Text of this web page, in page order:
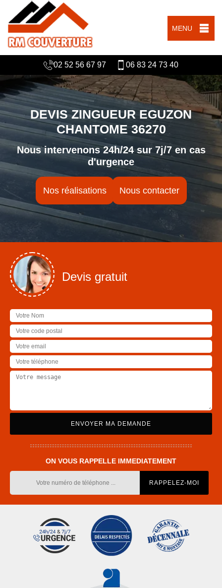
MENU
02 52 56 67 97 06 83 24 73 40
DEVIS ZINGUEUR EGUZON
CHANTOME 36270
Nous intervenons 24h/24 sur 7j/7 en cas
d'urgence
Nos réalisations Nous contacter
Devis gratuit
ON VOUS RAPPELLE IMMEDIATEMENT